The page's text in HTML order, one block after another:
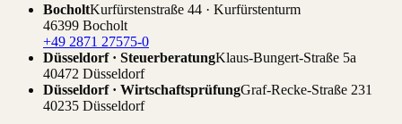
BocholtKurfürstenstraße 44 · Kurfürstenturm
46399 Bocholt
+49 2871 27575-0
Düsseldorf · SteuerberatungKlaus-Bungert-Straße 5a
40472 Düsseldorf
Düsseldorf · WirtschaftsprüfungGraf-Recke-Straße 231
40235 Düsseldorf